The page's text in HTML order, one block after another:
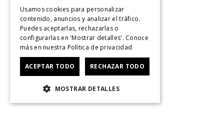
Usamos cookies para personalizar
contenido, anuncios y analizar el tráfico.
Puedes aceptarlas, rechazarlas o
configurarlas en 'Mostrar detalles'. Conoce
más en nuestra Política de privacidad
ACEPTAR TODO RECHAZAR TODO
MOSTRAR DETALLES